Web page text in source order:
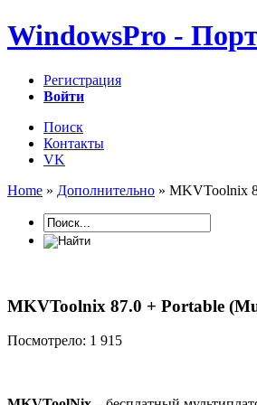
WindowsPro -
Регистрация
Войти
Поиск
Контакты
VK
Home » Дополнительно » MKVToolnix
MKVToolnix 87.0 + Portable
Посмотрело: 1 915